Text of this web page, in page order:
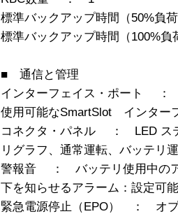
標準バックアップ時間（50%
標準バックアップ時間（100%
■ 通信と管理
インターフェイス・ポート ：
使用可能なSmartSlot インタ
コネクタ・パネル ： LED ス
リグラフ、通常運転、バッテリ
警報音 ： バッテリ使用中のア
下を知らせるアラーム：設定可
緊急電源停止（EPO） ： オ